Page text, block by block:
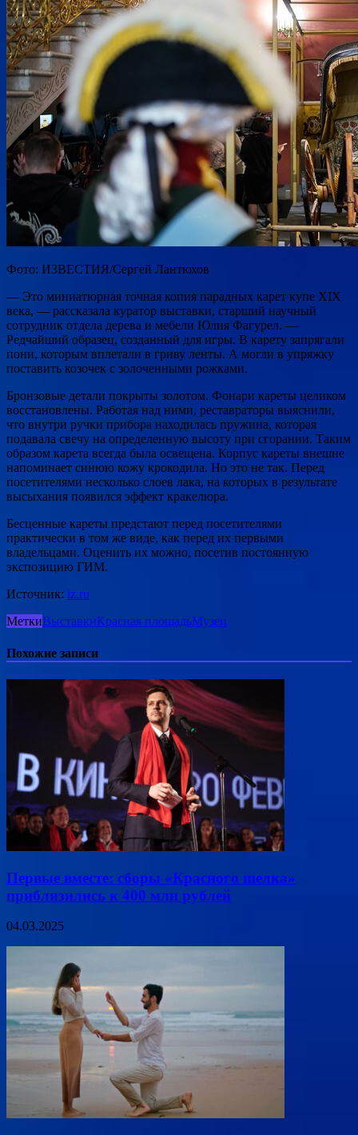
Фото: ИЗВЕСТИЯ/Сергей Лантюхов
— Это миниатюрная точная копия парадных карет купе XIX
века, — рассказала куратор выставки, старший научный
сотрудник отдела дерева и мебели Юлия Фагурел. —
Редчайший образец, созданный для игры. В карету запрягали
пони, которым вплетали в гриву ленты. А могли в упряжку
поставить козочек с золоченными рожками.
Бронзовые детали покрыты золотом. Фонари кареты целиком
восстановлены. Работая над ними, реставраторы выяснили,
что внутри ручки прибора находилась пружина, которая
подавала свечу на определенную высоту при сгорании. Таким
образом карета всегда была освещена. Корпус кареты внешне
напоминает синюю кожу крокодила. Но это не так. Перед
посетителями несколько слоев лака, на которых в результате
высыхания появился эффект кракелюра.
Бесценные кареты предстают перед посетителями
практически в том же виде, как перед их первыми
владельцами. Оценить их можно, посетив постоянную
экспозицию ГИМ.
Источник: iz.ru
МеткиВыставкиКрасная площадьМузеи
Похожие записи
Первые вместе: сборы «Красного шелка»
приблизились к 400 млн рублей
04.03.2025